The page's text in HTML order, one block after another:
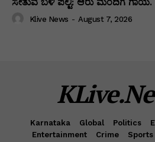
Klive News - August 7, 2026
Karnataka Global Politics
Entertainment
Crime Sports